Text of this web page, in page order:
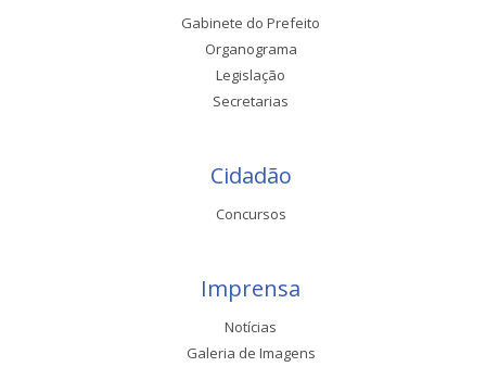
Gabinete do Prefeito
Organograma
Legislação
Secretarias
Cidadão
Concursos
Imprensa
Notícias
Galeria de Imagens